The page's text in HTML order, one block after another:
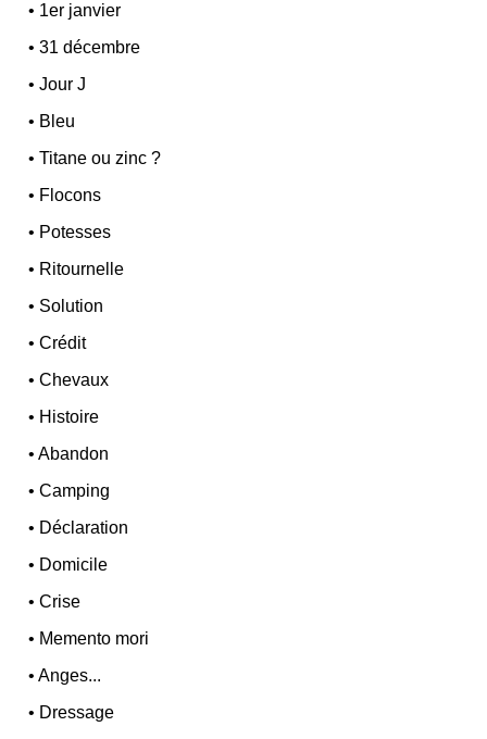
• 1er janvier
•31 décembre
•Jour J
• Bleu
•Titane ou zinc ?
• Flocons
• Potesses
• Ritournelle
• Solution
•Crédit
•Chevaux
• Histoire
•Abandon
•Camping
• Déclaration
• Domicile
•Crise
• Memento mori
•Anges...
• Dressage